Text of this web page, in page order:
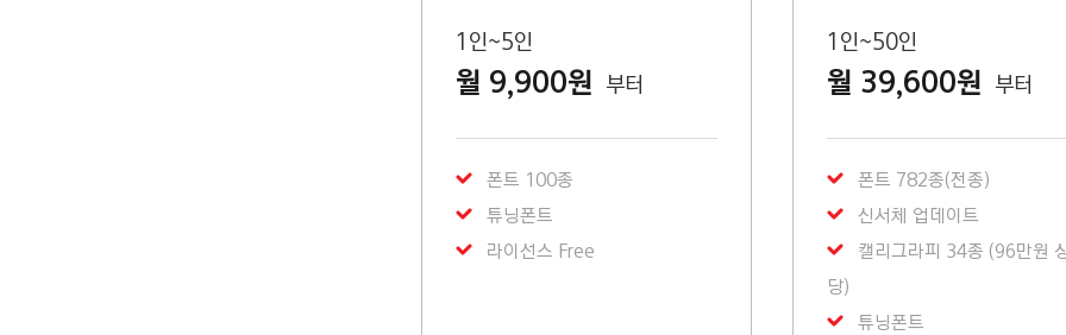
1인~5인
월 9,900원 부터
폰트 100종
튜닝폰트
라이선스 Free
1인~50인
월 39,600원 부터
폰트 782종(전종)
신서체 업데이트
캘리그라피 34종 (96만원
당)
튜닝폰트